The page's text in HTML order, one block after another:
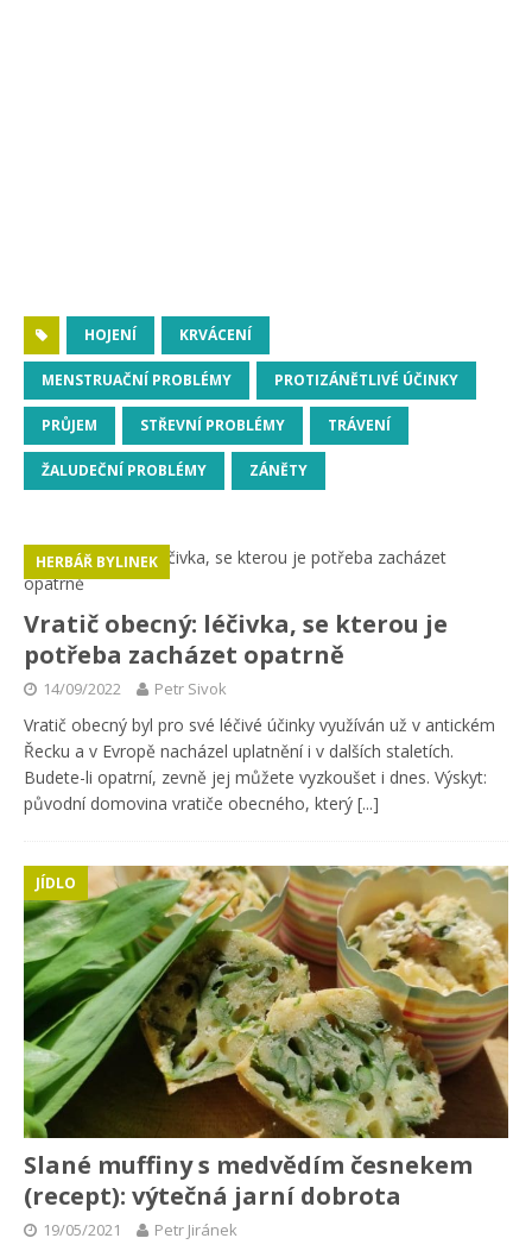
HOJENÍ KRVÁCENÍ
MENSTRUAČNÍ PROBLÉMY PROTIZÁNĚTLIVÉ ÚČINKY
PRŮJEM STŘEVNÍ PROBLÉMY TRÁVENÍ
ŽALUDEČNÍ PROBLÉMY ZÁNĚTY
Vratič obecný: léčivka, se kterou je
potřeba zacházet opatrně
HERBÁŘ BYLINEK
14/09/2022 Petr Sivok
Vratič obecný byl pro své léčivé účinky využíván už v antickém
Řecku a v Evropě nacházel uplatnění i v dalších staletích.
Budete-li opatrní, zevně jej můžete vyzkoušet i dnes. Výskyt:
původní domovina vratiče obecného, který [...]
Slané muffiny s medvědím česnekem
(recept): výtečná jarní dobrota
JÍDLO
19/05/2021 Petr Jiránek